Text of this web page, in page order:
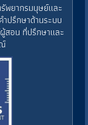
พยากรมนุษย์และ
ปรึกษาด้านระบบ
สอน ที่ปรึกษาและ